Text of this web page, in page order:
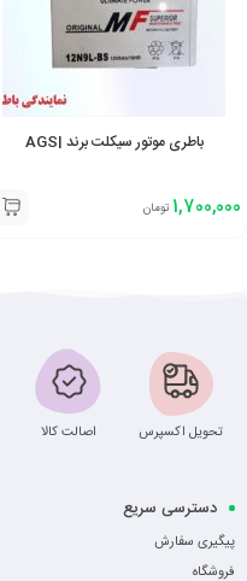
باطری موتور سیکلت برند |AGS
1,700,000 تومان
تحویل اکسپرس اصالت کالا
دسترسی سریع
پیگیری سفارش
فروشگاه